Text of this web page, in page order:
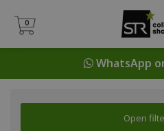
WhatsApp
0
0
Open